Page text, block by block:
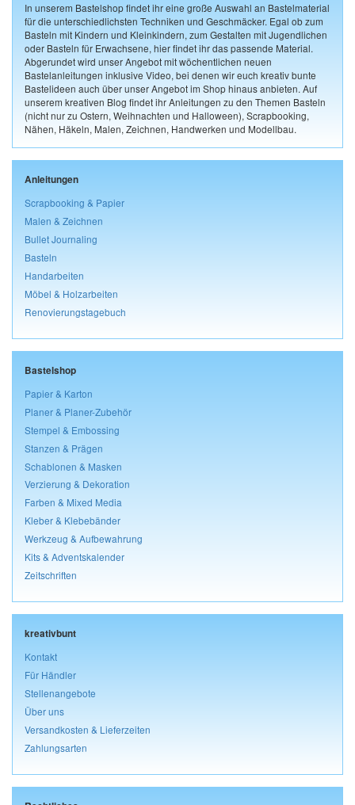
In unserem Bastelshop findet ihr eine große Auswahl an Bastelmaterial
für die unterschiedlichsten Techniken und Geschmäcker. Egal ob zum
Basteln mit Kindern und Kleinkindern, zum Gestalten mit Jugendlichen
oder Basteln für Erwachsene, hier findet ihr das passende Material.
Abgerundet wird unser Angebot mit wöchentlichen neuen
Bastelanleitungen inklusive Video, bei denen wir euch kreativ bunte
Bastelideen auch über unser Angebot im Shop hinaus anbieten. Auf
unserem kreativen Blog findet ihr Anleitungen zu den Themen Basteln
(nicht nur zu Ostern, Weihnachten und Halloween), Scrapbooking,
Nähen, Häkeln, Malen, Zeichnen, Handwerken und Modellbau.
Anleitungen
Scrapbooking & Papier
Malen & Zeichnen
Bullet Journaling
Basteln
Handarbeiten
Möbel & Holzarbeiten
Renovierungstagebuch
Bastelshop
Papier & Karton
Planer & Planer-Zubehör
Stempel & Embossing
Stanzen & Prägen
Schablonen & Masken
Verzierung & Dekoration
Farben & Mixed Media
Kleber & Klebebänder
Werkzeug & Aufbewahrung
Kits & Adventskalender
Zeitschriften
kreativbunt
Kontakt
Für Händler
Stellenangebote
Über uns
Versandkosten & Lieferzeiten
Zahlungsarten